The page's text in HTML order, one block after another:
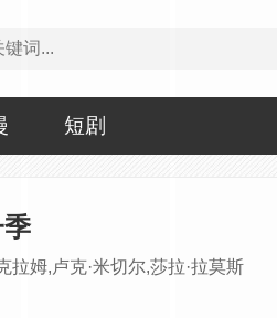
短剧
拉姆,卢克·米切尔,莎拉·拉莫斯